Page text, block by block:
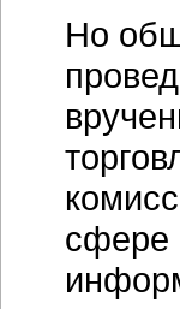
Но
сфере